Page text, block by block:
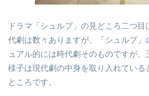
ドラマ「シュルプ」の見どころ二つ
代劇は数々ありますが、「シュルプ」
ュアル的には時代劇そのものですが、
様子は現代劇の中身を取り入れている
ところです。